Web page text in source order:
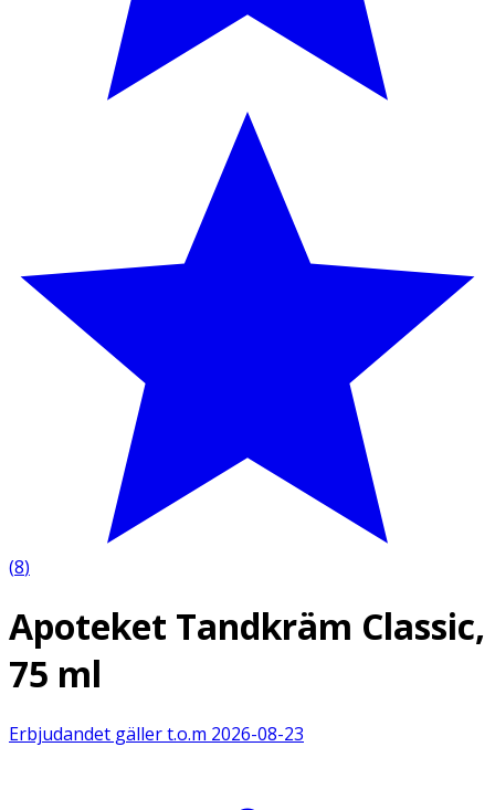
(8)
Apoteket Tandkräm Classic,
75 ml
Erbjudandet gäller t.o.m 2026-08-23